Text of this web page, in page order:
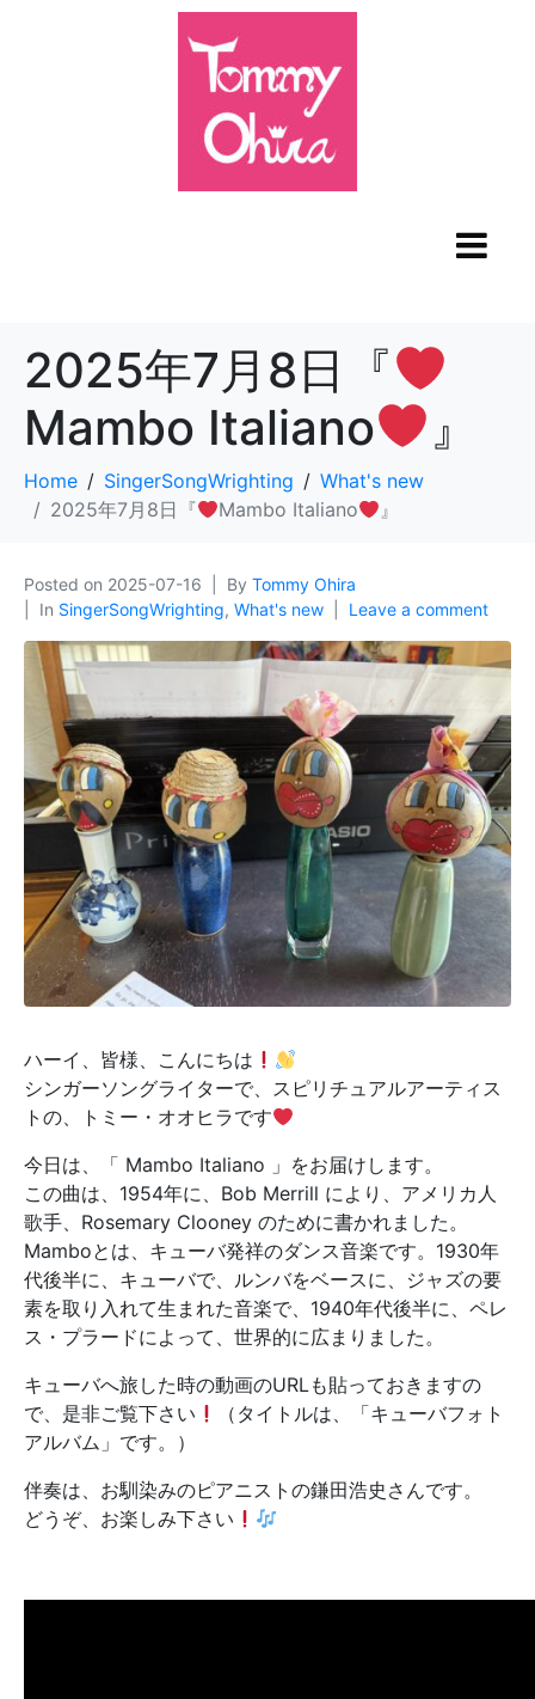
2025年7月8日『
Mambo Italiano
』
Home SingerSongWrighting
What's new
2025年7月8日『
Mambo Italiano 』
Posted on 2025-07-16 By Tommy Ohira
In SingerSongWrighting, What's new Leave a comment
ハーイ、皆様、こんにちは
シンガーソングライターで、スピリチュアルアーティス
トの、トミー・オオヒラです
今日は、「 Mambo Italiano 」をお届けします。
この曲は、1954年に、Bob Merrill により、アメリカ人
歌手、Rosemary Clooney のために書かれました。
Mamboとは、キューバ発祥のダンス音楽です。1930年
代後半に、キューバで、ルンバをベースに、ジャズの要
素を取り入れて生まれた音楽で、1940年代後半に、ペレ
ス・プラードによって、世界的に広まりました。
キューバへ旅した時の動画のURLも貼っておきますの
で、是非ご覧下さい
（タイトルは、「キューバフォト
アルバム」です。）
伴奏は、お馴染みのピアニストの鎌田浩史さんです。
どうぞ、お楽しみ下さい